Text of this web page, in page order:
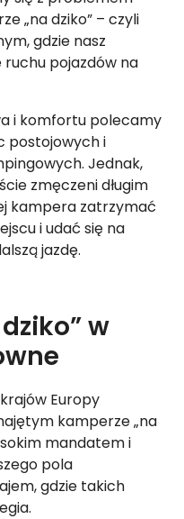
„na dziko” – czyli
gdzie nasz
pojazdów na
i komfortu polecamy
postojowych i
Jednak,
zmęczeni długim
kampera zatrzymać
i udać się na
jazdę.
w
Europy
kamperze „na
mandatem i
pola
gdzie takich